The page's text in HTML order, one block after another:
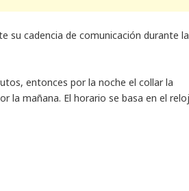
su cadencia de comunicación durante la
entonces por la noche el collar la
la mañana. El horario se basa en el reloj